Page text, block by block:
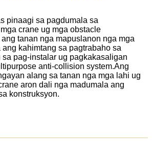
pinaagi sa pagdumala sa
crane ug mga obstacle
tanan nga mapuslanon nga mga
kahimtang sa pagtrabaho sa
pag-instalar ug pagkakasaligan
anti-collision system.Ang
alang sa tanan nga mga lahi ug
aron dali nga madumala ang
konstruksyon.